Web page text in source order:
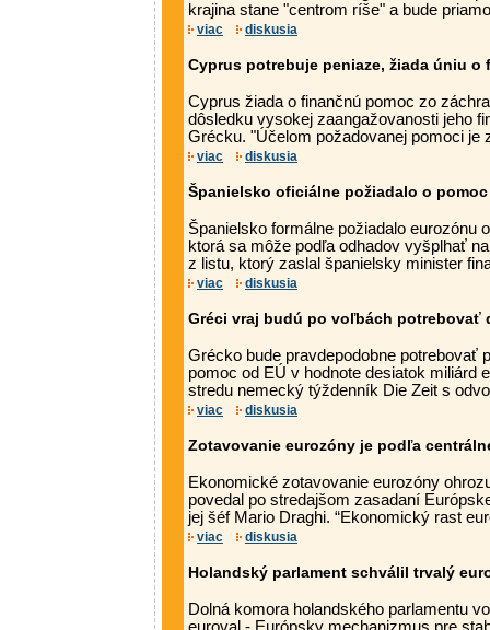
krajina stane "centrom ríše" a bude
viac diskusia
Cyprus potrebuje peniaze, žiada úniu o
Cyprus žiada o finančnú pomoc zo
dôsledku vysokej zaangažovanosti jeho
Grécku. "Účelom požadovanej pomoci je
viac diskusia
Španielsko oficiálne požiadalo o
Španielsko formálne požiadalo eurozónu
ktorá sa môže podľa odhadov vyšplhať
z listu, ktorý zaslal španielsky minister
viac diskusia
Gréci vraj budú po voľbách potrebovať
Grécko bude pravdepodobne potrebovať
pomoc od EÚ v hodnote desiatok miliárd
stredu nemecký týždenník Die Zeit s
viac diskusia
Zotavovanie eurozóny je podľa
Ekonomické zotavovanie eurozóny
povedal po stredajšom zasadaní
jej šéf Mario Draghi. “Ekonomický rast
viac diskusia
Holandský parlament schválil trvalý
Dolná komora holandského parlamentu